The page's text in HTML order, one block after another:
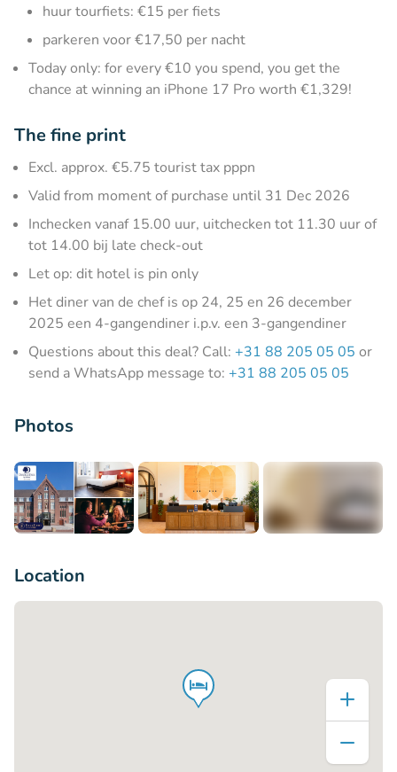
huur tourfiets: €15 per fiets
parkeren voor €17,50 per nacht
Today only: for every €10 you spend, you get the
chance at winning an iPhone 17 Pro worth €1,329!
The fine print
Excl. approx. €5.75 tourist tax pppn
Valid from moment of purchase until 31 Dec 2026
Inchecken vanaf 15.00 uur, uitchecken tot 11.30 uur of
tot 14.00 bij late check-out
Let op: dit hotel is pin only
Het diner van de chef is op 24, 25 en 26 december
2025 een 4-gangendiner i.p.v. een 3-gangendiner
Questions about this deal? Call: +31 88 205 05 05 or
send a WhatsApp message to: +31 88 205 05 05
Photos
Location